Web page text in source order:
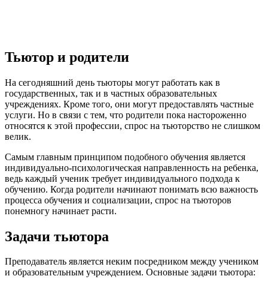
Тьютор и родители
На сегодняшний день тьюторы могут работать как в
государственных, так и в частных образовательных
учреждениях. Кроме того, они могут предоставлять частные
услуги. Но в связи с тем, что родители пока настороженно
относятся к этой профессии, спрос на тьюторство не слишком
велик.
Самым главным принципом подобного обучения является
индивидуально-психологическая направленность на ребенка,
ведь каждый ученик требует индивидуального подхода к
обучению. Когда родители начинают понимать всю важность
процесса обучения и социализации, спрос на тьюторов
понемногу начинает расти.
Задачи тьютора
Преподаватель является неким посредником между учеником
и образовательным учреждением. Основные задачи тьютора: